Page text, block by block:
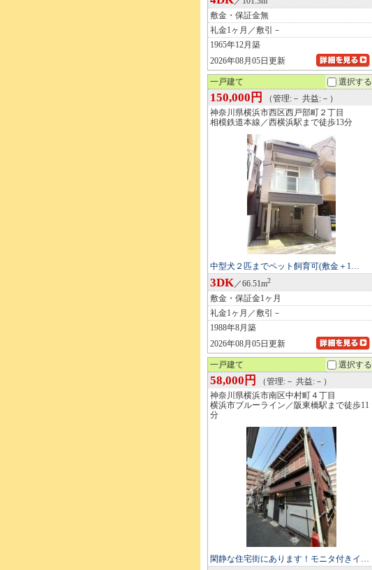
敷金・保証金無
礼金1ヶ月／敷引－
1965年12月築
2026年08月05日更新
一戸建て 選択する
150,000円
（管理:－ 共益:－）
神奈川県横浜市西区西戸部町２丁目
相模鉄道本線／西横浜駅まで徒歩13分
中型犬２匹までペット飼育可(敷金＋1…
3DK／66.51m2
敷金・保証金1ヶ月
礼金1ヶ月／敷引－
1988年8月築
2026年08月05日更新
一戸建て 選択する
58,000円
（管理:－ 共益:－）
神奈川県横浜市南区中村町４丁目
横浜市ブルーライン／阪東橋駅まで徒歩11
分
閑静な住宅街にあります！モニタ付きイ…